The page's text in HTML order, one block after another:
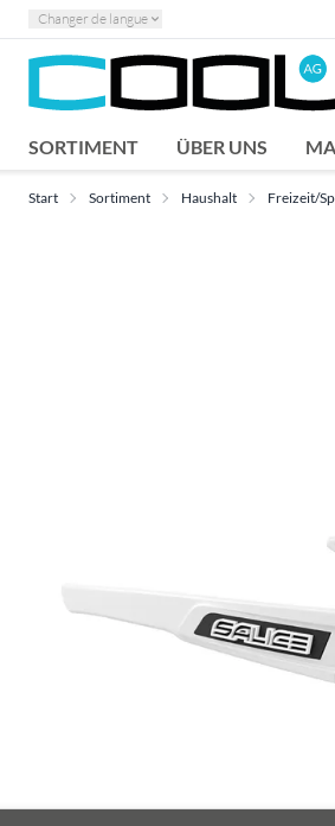
Changer de langue
SORTIMENT ÜBER UNS
Start Sortiment Haushalt Freizeit/